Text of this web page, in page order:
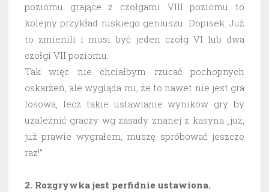
poziomu grające z czołgami VIII poziomu to
kolejny przykład ruskiego geniuszu. Dopisek: Już
to zmienili i musi być jeden czołg VI lub dwa
czołgi VII poziomu.
Tak więc nie chciałbym rzucać pochopnych
oskarżeń, ale wygląda mi, że to nawet nie jest gra
losowa, lecz takie ustawianie wyników gry by
uzależnić graczy wg zasady znanej z kasyna „już,
już prawie wygrałem, muszę spróbować jeszcze
raz!”
2. Rozgrywka jest perfidnie ustawiona.